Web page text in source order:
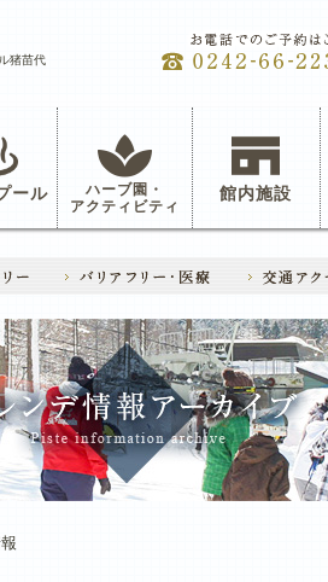
猪苗代
ール ハーブ園・
アクティビティ
館内施設